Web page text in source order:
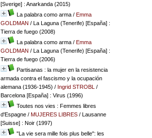
[Sverige] : Anarkanda (2015)
La palabra como arma/ Emma
GOLDMAN / La Laguna (Tenerife) [España] :
Tierra de fuego (2008)
La palabra como arma/ Emma
GOLDMAN / La Laguna (Tenerife) [España] :
Tierra de fuego (2006)
Partisanas : la mujer en la resistencia
armada contra el fascismo y la ocupación
alemana (1936-1945) / Ingrid STROBL /
Barcelona [España] : Virus (1996)
Toutes nos vies : Femmes libres
d'Espagne/ MUJERES LIBRES/ Lausanne
[Suisse] : Noir (1997)
"La vie sera mille fois plus belle": les